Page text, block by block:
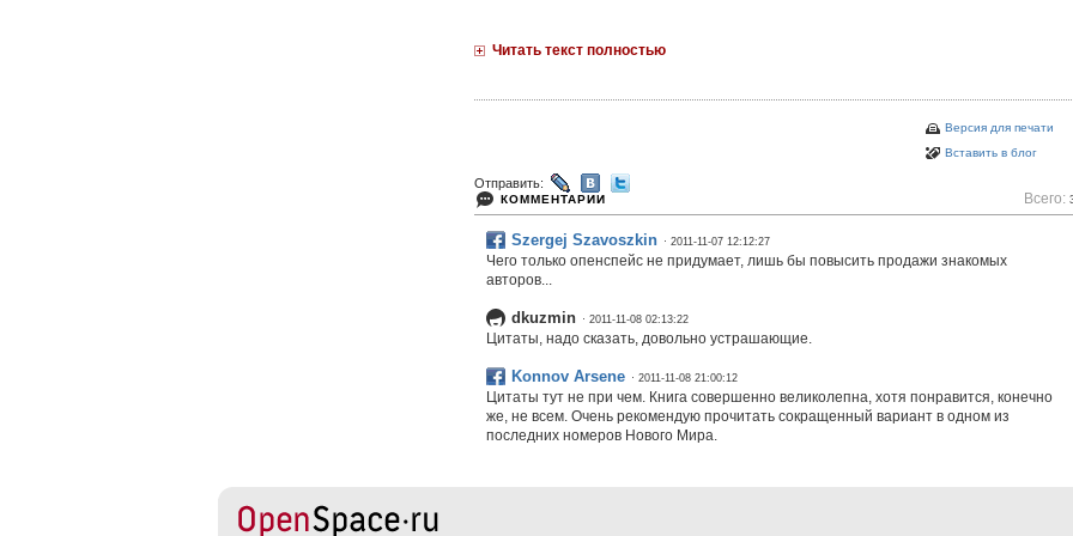
Читать текст полностью
Отправить:
Версия для печати
Вставить в блог
КОММЕНТАРИИ Всего:
Szergej Szavoszkin · 2011-11-07 12:12:27
Чего только опенспейс не придумает, лишь бы повысить продажи знакомых
авторов...
dkuzmin · 2011-11-08 02:13:22
Цитаты, надо сказать, довольно устрашающие.
Konnov Arsene · 2011-11-08 21:00:12
Цитаты тут не при чем. Книга совершенно великолепна, хотя понравится, конечно
же, не всем. Очень рекомендую прочитать сокращенный вариант в одном из
последних номеров Нового Мира.